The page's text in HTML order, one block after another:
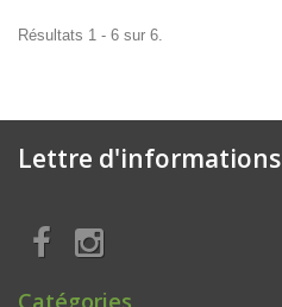
Résultats 1 - 6 sur 6.
Lettre d'informations